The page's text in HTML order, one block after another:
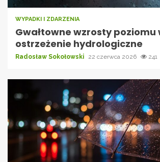
WYPADKI I ZDARZENIA
Gwałtowne wzrosty poziomu
ostrzeżenie hydrologiczne
Radosław Sokołowski 22 czerwca 2026 241